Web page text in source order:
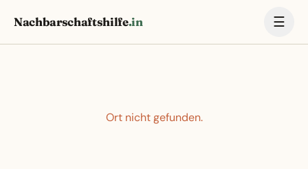
Nachbarschaftshilfe.in ☰
Ort nicht gefunden.